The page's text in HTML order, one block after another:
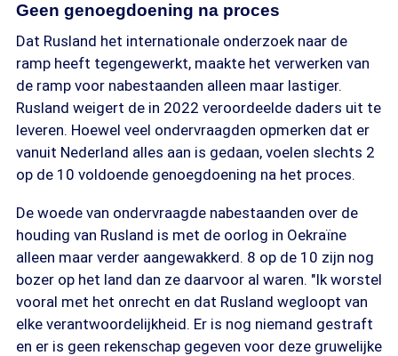
Geen genoegdoening na proces
Dat Rusland het internationale onderzoek naar de
ramp heeft tegengewerkt, maakte het verwerken van
de ramp voor nabestaanden alleen maar lastiger.
Rusland weigert de in 2022 veroordeelde daders uit te
leveren. Hoewel veel ondervraagden opmerken dat er
vanuit Nederland alles aan is gedaan, voelen slechts 2
op de 10 voldoende genoegdoening na het proces.
De woede van ondervraagde nabestaanden over de
houding van Rusland is met de oorlog in Oekraïne
alleen maar verder aangewakkerd. 8 op de 10 zijn nog
bozer op het land dan ze daarvoor al waren. "Ik worstel
vooral met het onrecht en dat Rusland wegloopt van
elke verantwoordelijkheid. Er is nog niemand gestraft
en er is geen rekenschap gegeven voor deze gruwelijke